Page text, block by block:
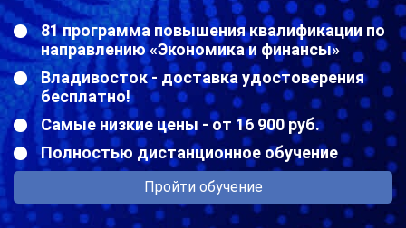
81 программа повышения квалификации по
направлению «Экономика и финансы»
Владивосток - доставка удостоверения
бесплатно!
Самые низкие цены - от 16 900 руб.
Полностью дистанционное обучение
Пройти обучение